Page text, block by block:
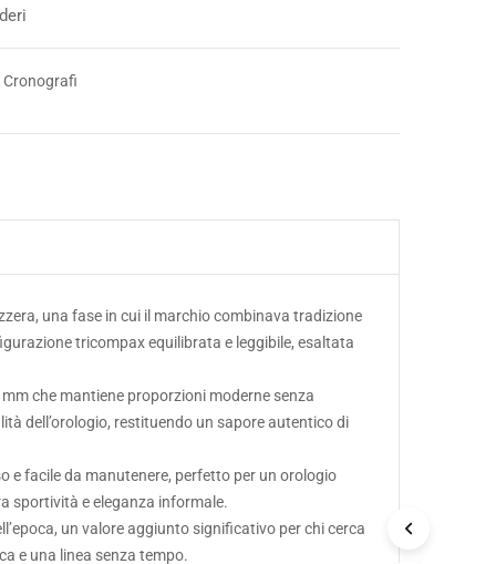
Cronografi
una fase in cui il marchio combinava tradizione
tricompax equilibrata e leggibile, esaltata
che mantiene proporzioni moderne senza
dell’orologio, restituendo un sapore autentico di
e facile da manutenere, perfetto per un orologio
sportività e eleganza informale.
un valore aggiunto significativo per chi cerca
e una linea senza tempo.